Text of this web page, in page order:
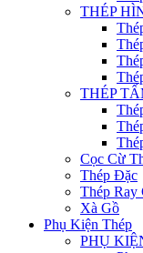
THÉP
THÉP
Cọc Cừ
Thép Đặc
Thép Ray
Xà Gồ
Phụ Kiện Thép
PHỤ